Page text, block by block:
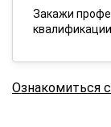
Закажи
Ознакомиться